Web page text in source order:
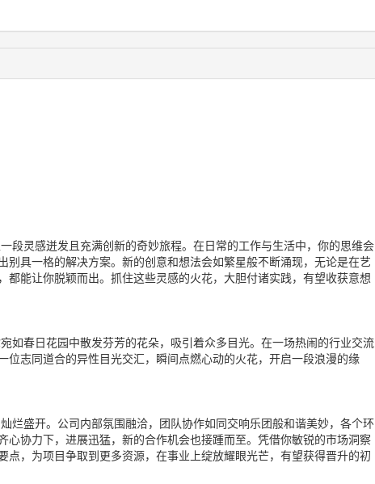
段灵感迸发且充满创新的奇妙旅程。在日常的工作与生活中，你的思维会
别具一格的解决方案。新的创意和想法会如繁星般不断涌现，无论是在艺
都能让你脱颖而出。抓住这些灵感的火花，大胆付诸实践，有望收获意想
如春日花园中散发芬芳的花朵，吸引着众多目光。在一场热闹的行业交流
位志同道合的异性目光交汇，瞬间点燃心动的火花，开启一段浪漫的缘
烂盛开。公司内部氛围融洽，团队协作如同交响乐团般和谐美妙，各个环
心协力下，进展迅猛，新的合作机会也接踵而至。凭借你敏锐的市场洞察
点，为项目争取到更多资源，在事业上绽放耀眼光芒，有望获得晋升的初